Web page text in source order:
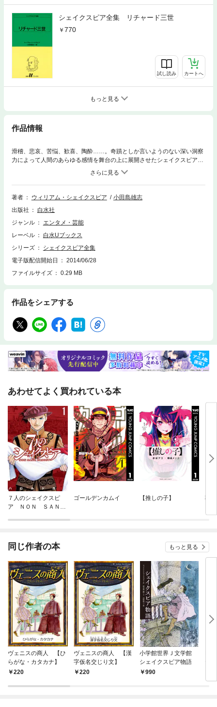
シェイクスピア全集 リチャード三世
770
試し読み カートへ
もっと見る
作品情報
滑稽、悲哀、苦悩、歓喜、陶酔……。奇蹟としか言いようのない深い洞察
力によって人間のあらゆる感情を舞台の上に展開させたシェイクスピアの
全劇作を生きた日本語に移した名翻訳。
著者 ウィリアム・シェイクスピア
小田島雄志
出版社
白水社
ジャンル
エンタメ・芸能
レーベル
白水Uブックス
シリーズ
シェイクスピア全集
電子版配信開始日
2014/06/28
ファイルサイズ
0.29 MB
作品をシェアする
あわせてよく買われている本
７人のシェイクスピ
ア ＮＯＮ ＳＡＮ
ゴールデンカムイ 【推しの子】 葬
同じ作者の本 もっと見る
ヴェニスの商人 【ひ
らがな・カタカナ】
220
ヴェニスの商人 【漢
字仮名交じり文】
220
小学館世界Ｊ文学館
シェイクスピア物語
990
ット